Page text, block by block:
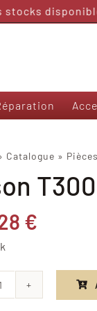
stocks
Catalogue »
€
quantité